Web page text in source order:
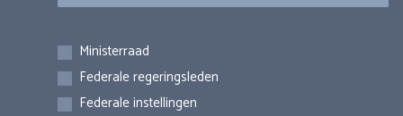
Inschrijvingen
Ministerraad
Federale regeringsleden
Federale instellingen